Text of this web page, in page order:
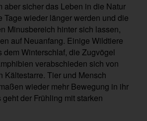
aber sicher das Leben in die Natur
Tage wieder länger werden und die
Minusbereich hinter sich lassen,
auf Neuanfang. Einige Wildtiere
dem Winterschlaf, die Zugvögel
verabschieden sich von
Kältestarre. Tier und Mensch
wieder mehr Bewegung in ihr
der Frühling mit starken